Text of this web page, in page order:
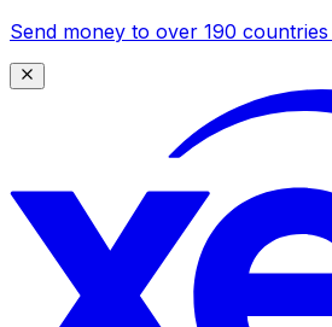
Send money to over 190 countries